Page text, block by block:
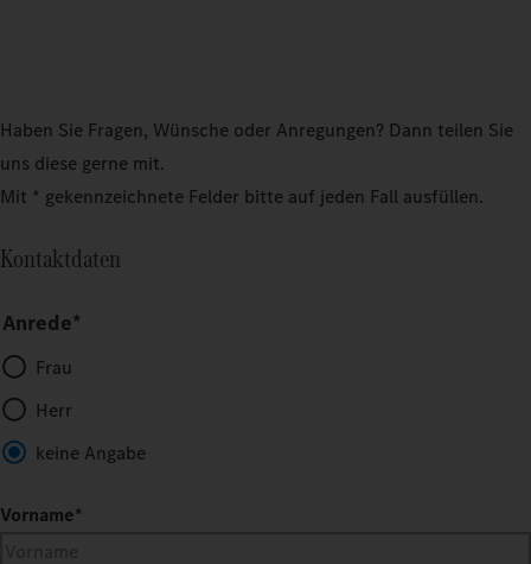
Haben Sie Fragen, Wünsche oder Anregungen? Dann teilen Sie
uns diese gerne mit.
Mit * gekennzeichnete Felder bitte auf jeden Fall ausfüllen.
Kontaktdaten
Anrede*
Frau
Herr
keine Angabe
Vorname*